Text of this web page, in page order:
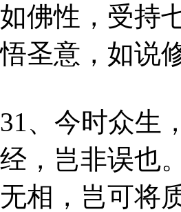
如佛性，受持
悟圣意，如说
31、今时众生
经，岂非误也
无相，岂可将